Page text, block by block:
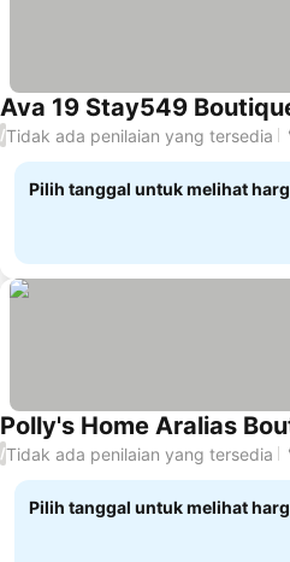
Ava 19 Stay549
/Tidak ada penilaian yang tersedia
Pilih tanggal untuk melihat
Polly's Home Aralias
/Tidak ada penilaian yang tersedia
Pilih tanggal untuk melihat